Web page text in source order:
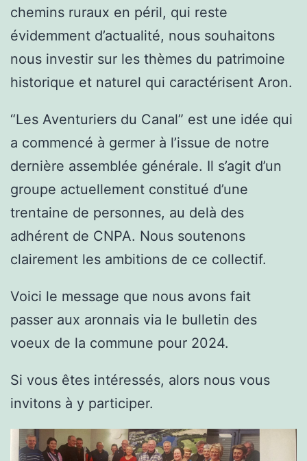
chemins ruraux en péril, qui reste
évidemment d’actualité, nous souhaitons
nous investir sur les thèmes du patrimoine
historique et naturel qui caractérisent Aron.
“Les Aventuriers du Canal” est une idée qui
a commencé à germer à l’issue de notre
dernière assemblée générale. Il s’agit d’un
groupe actuellement constitué d’une
trentaine de personnes, au delà des
adhérent de CNPA. Nous soutenons
clairement les ambitions de ce collectif.
Voici le message que nous avons fait
passer aux aronnais via le bulletin des
voeux de la commune pour 2024.
Si vous êtes intéressés, alors nous vous
invitons à y participer.